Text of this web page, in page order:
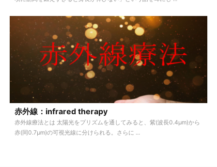
赤外線：infrared therapy
赤外線療法とは 太陽光をプリズムを通してみると、紫(波長0.4μm)から
赤(同0.7μm)の可視光線に分けられる。さらに ...